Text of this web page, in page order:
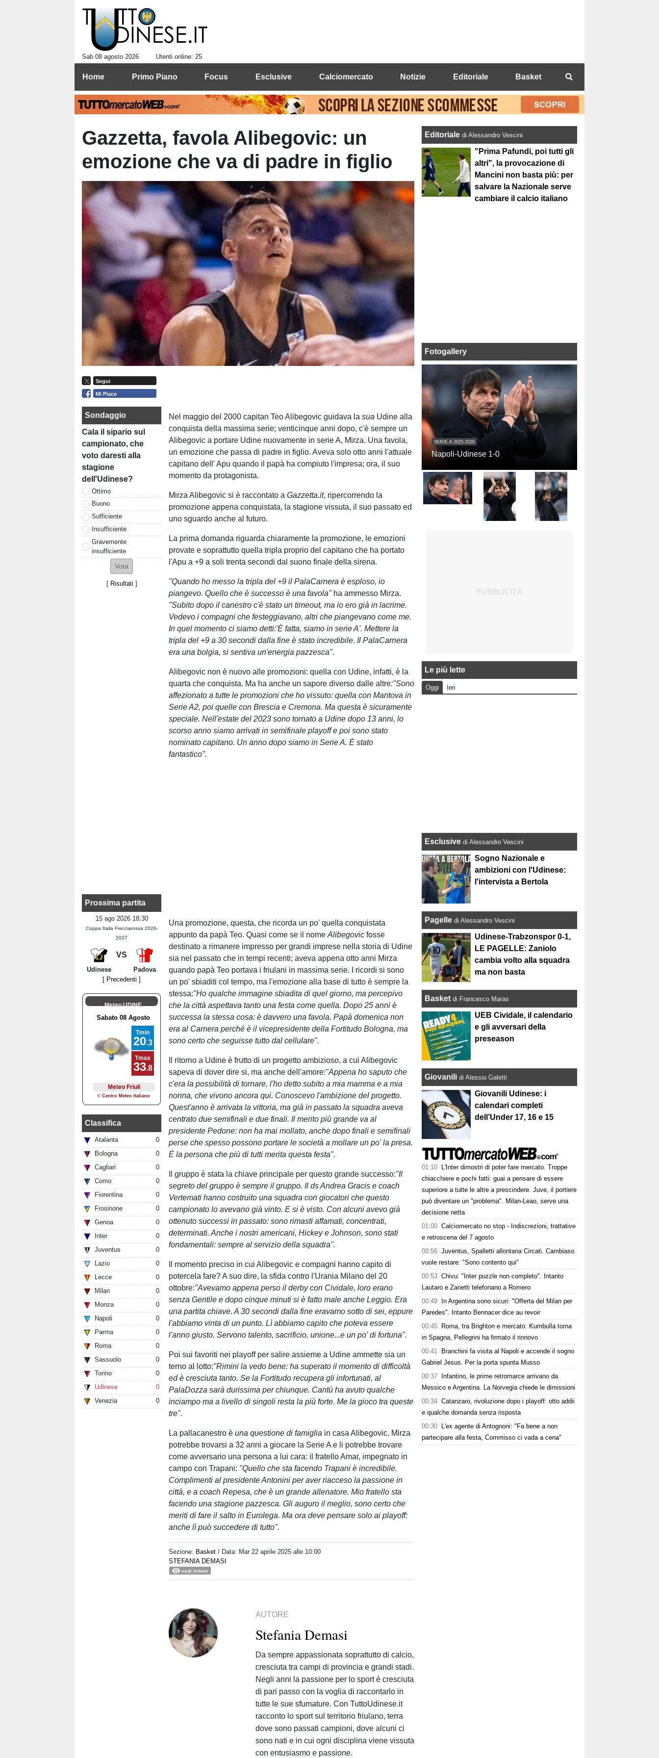
Sab 08 agosto 2026 Utenti online: 25
Home Primo Piano Focus Esclusive Calciomercato Notizie Editoriale Basket
Gazzetta, favola Alibegovic: un
emozione che va di padre in figlio
Segui
Mi Piace
Sondaggio
Cala il sipario sul
campionato, che
voto daresti alla
stagione
dell'Udinese?
Ottimo
Buono
Sufficiente
Insufficiente
Gravemente
insufficiente
[ Risultati ]
Prossima partita
15 ago 2026 18:30
Coppa Italia Frecciarossa 2026-
2027
VS
Udinese
Padova
[ Precedenti ]
Meteo UDINE
Classifica
Atalanta
0
Bologna
0
Cagliari
0
Como
0
Fiorentina
0
Frosinone
0
Genoa
0
Inter
0
Juventus
0
Lazio
0
Lecce
0
Milan
0
Monza
0
Napoli
0
Parma
0
Roma
0
Sassuolo
0
Torino
0
Udinese
0
Venezia
0
Nel maggio del 2000 capitan Teo Alibegovic guidava lasua Udine alla
conquista della massima serie; venticinque anni dopo, c'è sempre un
Alibegovic a portare Udine nuovamente in serie A, Mirza. Una favola,
un emozione che passa di padre in figlio. Aveva solo otto anni l'attuale
capitano dell' Apu quando il papà ha compiuto l'impresa; ora, il suo
momento da protagonista.
Mirza Alibegovic si è raccontato aGazzetta.it, ripercorrendo la
promozione appena conquistata, la stagione vissuta, il suo passato ed
uno sguardo anche al futuro.
La prima domanda riguarda chiaramente la promozione, le emozioni
provate e soprattutto quella tripla proprio del capitano che ha portato
l'Apu a +9 a soli trenta secondi dal suono finale della sirena.
"Quando ho messo la tripla del +9 il PalaCarnera è esploso, io
piangevo. Quello che è successo è una favola" ha ammesso Mirza.
"Subito dopo il canestro c'è stato un timeout, ma io ero già in lacrime.
Vedevo i compagni che festeggiavano, altri che piangevano come me.
In quel momento ci siamo detti:'È fatta, siamo in serie A'. Mettere la
tripla del +9 a 30 secondi dalla fine è stato incredibile. Il PalaCarnera
era una bolgia, si sentiva un'energia pazzesca".
Alibegovic non è nuovo alle promozioni: quella con Udine, infatti, è la
quarta che conquista. Ma ha anche un sapore diverso dalle altre:"Sono
affezionato a tutte le promozioni che ho vissuto: quella con Mantova in
Serie A2, poi quelle con Brescia e Cremona. Ma questa è sicuramente
speciale. Nell'estate del 2023 sono tornato a Udine dopo 13 anni, lo
scorso anno siamo arrivati in semifinale playoff e poi sono stato
nominato capitano. Un anno dopo siamo in Serie A. È stato
fantastico".
Una promozione, questa, che ricorda un po' quella conquistata
appunto da papà Teo. Quasi come se il nomeAlibegovicfosse
destinato a rimanere impresso per grandi imprese nella storia di Udine
sia nel passato che in tempi recenti; aveva appena otto anni Mirza
quando papà Teo portava i friulani in massima serie. I ricordi si sono
un po' sbiaditi col tempo, ma l'emozione alla base di tutto è sempre la
stessa:"Ho qualche immagine sbiadita di quel giorno, ma percepivo
che la città aspettava tanto una festa come quella. Dopo 25 anni è
successa la stessa cosa: è davvero una favola. Papà domenica non
era al Carnera perché è il vicepresidente della Fortitudo Bologna, ma
sono certo che seguisse tutto dal cellulare".
Il ritorno a Udine è frutto di un progetto ambizioso, a cui Alibegovic
sapeva di dover dire si, ma anche dell'amore:"Appena ho saputo che
c'era la possibilità di tornare, l'ho detto subito a mia mamma e a mia
nonna, che vivono ancora qui. Conoscevo l'ambizione del progetto.
Quest'anno è arrivata la vittoria, ma già in passato la squadra aveva
centrato due semifinali e due finali. Il merito più grande va al
presidente Pedone: non ha mai mollato, anche dopo finali e semifinali
perse che spesso possono portare le società a mollare un po' la presa.
È la persona che più di tutti merita questa festa".
Il gruppo è stata la chiave principale per questo grande successo:"Il
segreto del gruppo è sempre il gruppo. Il ds Andrea Gracis e coach
Vertemati hanno costruito una squadra con giocatori che questo
campionato lo avevano già vinto. E si è visto. Con alcuni avevo già
ottenuto successi in passato: sono rimasti affamati, concentrati,
determinati. Anche i nostri americani, Hickey e Johnson, sono stati
fondamentali: sempre al servizio della squadra".
Il momento preciso in cui Alibegovic e compagni hanno capito di
potercela fare? A suo dire, la sfida contro l'Urania Milano del 20
ottobre:"Avevamo appena perso il derby con Cividale, loro erano
senza Gentile e dopo cinque minuti si è fatto male anche Leggio. Era
una partita chiave. A 30 secondi dalla fine eravamo sotto di sei, eppure
l'abbiamo vinta di un punto. Lì abbiamo capito che poteva essere
l'anno giusto. Servono talento, sacrificio, unione...e un po' di fortuna".
Poi sui favoriti nei playoff per salire assieme a Udine ammette sia un
terno al lotto:"Rimini la vedo bene: ha superato il momento di difficoltà
ed è cresciuta tanto. Se la Fortitudo recupera gli infortunati, al
PalaDozza sarà durissima per chiunque. Cantù ha avuto qualche
inciampo ma a livello di singoli resta la più forte. Me la gioco tra queste
tre".
La pallacanestro èuna questione di famiglia in casa Alibegovic. Mirza
potrebbe trovarsi a 32 anni a giocare la Serie A e li potrebbe trovare
come avversario una persona a lui cara: il fratello Amar, impegnato in
campo con Trapani: "Quello che sta facendo Trapani è incredibile.
Complimenti al presidente Antonini per aver riacceso la passione in
città, e a coach Repesa, che è un grande allenatore. Mio fratello sta
facendo una stagione pazzesca. Gli auguro il meglio, sono certo che
meriti di fare il salto in Eurolega. Ma ora deve pensare solo ai playoff:
anche lì può succedere di tutto".
Sezione: Basket / Data: Mar 22 aprile 2025 alle 10:00
STEFANIA DEMASI
vedi letture
AUTORE
Stefania Demasi
Da sempre appassionata soprattutto di calcio,
cresciuta tra campi di provincia e grandi stadi.
Negli anni la passione per lo sport è cresciuta
di pari passo con la voglia di raccontarlo in
tutte le sue sfumature. Con TuttoUdinese.it
racconto lo sport sul territorio friulano, terra
dove sono passati campioni, dove alcuni ci
sono nati e in cui ogni disciplina viene vissuta
con entusiasmo e passione.
Editorialedi Alessandro Vescini
"Prima Pafundi, poi tutti gli
altri", la provocazione di
Mancini non basta più: per
salvare la Nazionale serve
cambiare il calcio italiano
Fotogallery
SERIE A 2025-2026
Napoli-Udinese 1-0
Le più lette
Oggi Ieri
Esclusive di Alessandro Vescini
Sogno Nazionale e
ambizioni con l'Udinese:
l'intervista a Bertola
Pagelle di Alessandro Vescini
Udinese-Trabzonspor 0-1,
LE PAGELLE: Zaniolo
cambia volto alla squadra
ma non basta
Basket di Francesco Maras
UEB Cividale, il calendario
e gli avversari della
preseason
Giovanili di Alessio Galetti
Giovanili Udinese: i
calendari completi
dell’Under 17, 16 e 15
01:10
L'Inter dimostri di poter fare mercato. Troppe
chiacchiere e pochi fatti: guai a pensare di essere
superiore a tutte le altre a prescindere. Juve, il portiere
può diventare un "problema". Milan-Leao, serve una
decisione netta
01:00 Calciomercato no stop - Indiscrezioni, trattative
e retroscena del 7 agosto
00:56 Juventus, Spalletti allontana Circati. Cambiaso
vuole restare: "Sono contento qui"
00:53 Chivu: "Inter puzzle non completo". Intanto
Lautaro e Zanetti telefonano a Romero
00:49
In Argentina sono sicuri: "Offerta del Milan per
Paredes". Intanto Bennacer dice au revoir
00:45
Roma, tra Brighton e mercato: Kumbulla torna
in Spagna, Pellegrini ha firmato il rinnovo
00:41
Branchini fa visita al Napoli e accende il sogno
Gabriel Jesus. Per la porta spunta Musso
00:37
Infantino, le prime retromarce arrivano da
Messico e Argentina. La Norvegia chiede le dimissioni
00:34 Catanzaro, rivoluzione dopo i playoff: otto addii
e qualche domanda senza risposta
00:30
L'ex agente di Antognoni: "Fa bene a non
partecipare alla festa, Commisso ci vada a cena"